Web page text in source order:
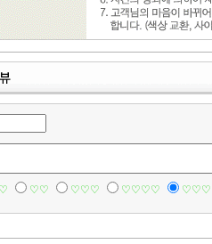
♡ ♡♡ ♡♡♡ ♡♡♡♡